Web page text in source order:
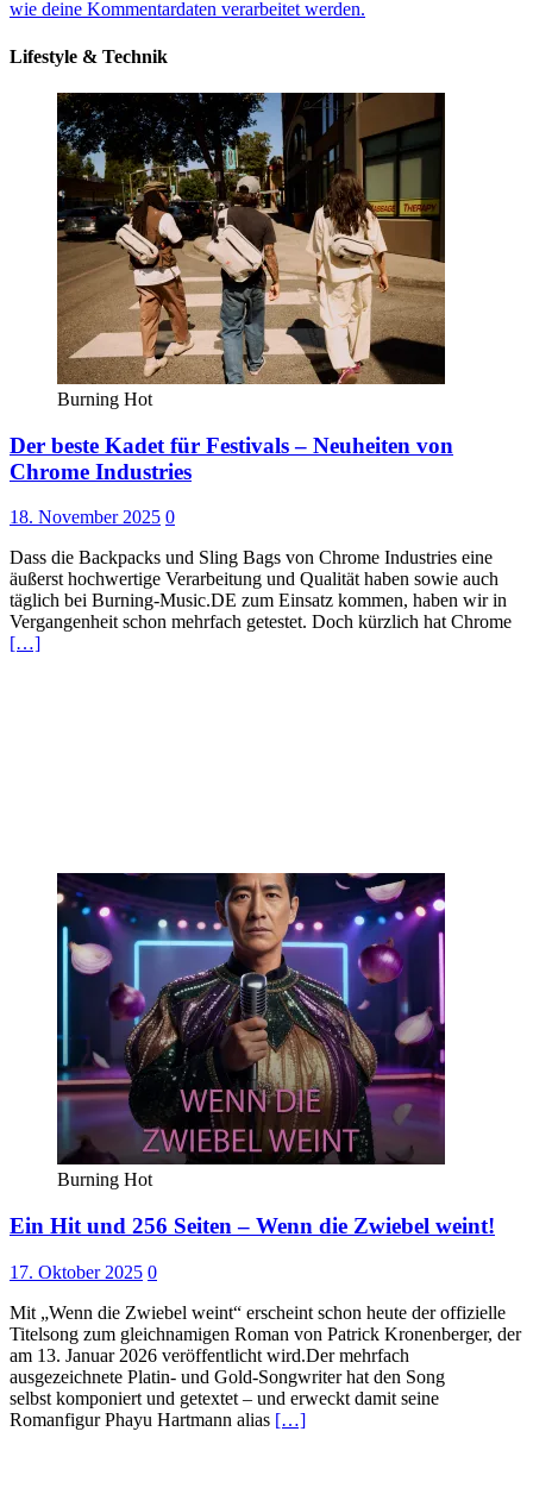
wie deine Kommentardaten verarbeitet werden.
Lifestyle & Technik
Burning Hot
Der beste Kadet für Festivals – Neuheiten von
Chrome Industries
18. November 2025 0
Dass die Backpacks und Sling Bags von Chrome Industries eine
äußerst hochwertige Verarbeitung und Qualität haben sowie auch
täglich bei Burning-Music.DE zum Einsatz kommen, haben wir in
Vergangenheit schon mehrfach getestet. Doch kürzlich hat Chrome
[…]
Burning Hot
Ein Hit und 256 Seiten – Wenn die Zwiebel weint!
17. Oktober 2025 0
Mit „Wenn die Zwiebel weint“ erscheint schon heute der offizielle
Titelsong zum gleichnamigen Roman von Patrick Kronenberger, der
am 13. Januar 2026 veröffentlicht wird.Der mehrfach
ausgezeichnete Platin- und Gold-Songwriter hat den Song
selbst komponiert und getextet – und erweckt damit seine
Romanfigur Phayu Hartmann alias […]